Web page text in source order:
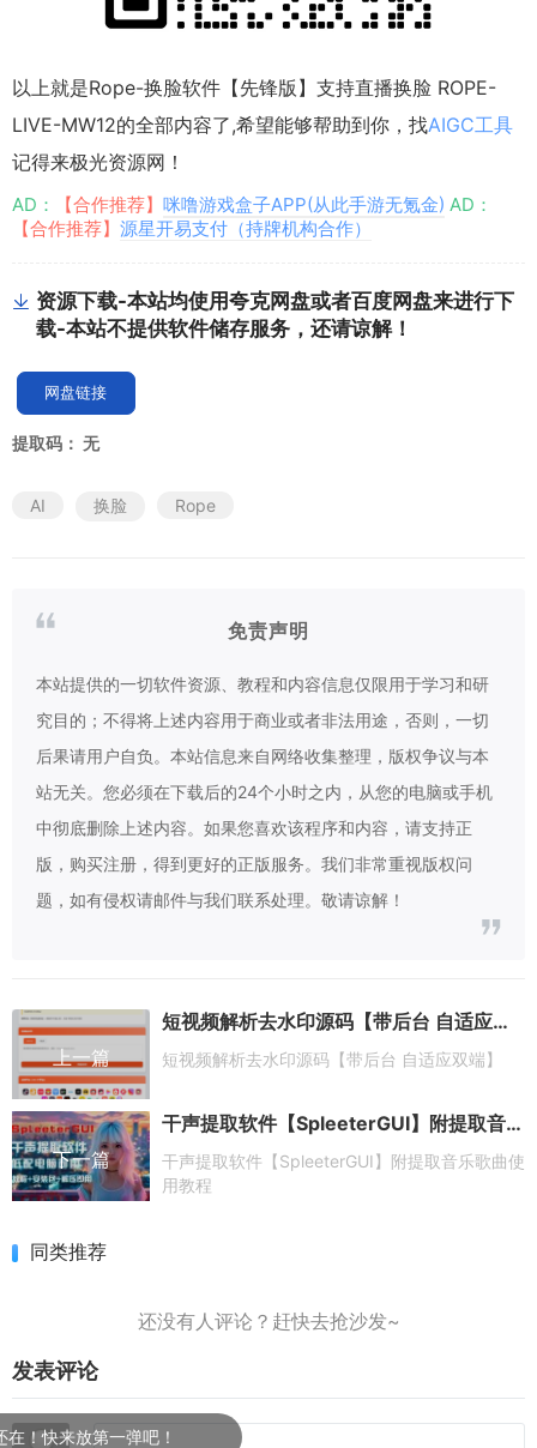
以上就是Rope-换脸软件【先锋版】支持直播换脸 ROPE-
LIVE-MW12的全部内容了,希望能够帮助到你，找AIGC工具
记得来极光资源网！
AD： 【合作推荐】 咪噜游戏盒子APP(从此手游无氪金) AD：
【合作推荐】 源星开易支付（持牌机构合作）
资源下载-本站均使用夸克网盘或者百度网盘来进行下
载-本站不提供软件储存服务，还请谅解！
网盘链接
提取码： 无
AI 换脸 Rope
免责声明
本站提供的一切软件资源、教程和内容信息仅限用于学习和研
究目的；不得将上述内容用于商业或者非法用途，否则，一切
后果请用户自负。本站信息来自网络收集整理，版权争议与本
站无关。您必须在下载后的24个小时之内，从您的电脑或手机
中彻底删除上述内容。如果您喜欢该程序和内容，请支持正
版，购买注册，得到更好的正版服务。我们非常重视版权问
题，如有侵权请邮件与我们联系处理。敬请谅解！
上一篇
短视频解析去水印源码【带后台 自适应双端】
短视频解析去水印源码【带后台 自适应双端】
下一篇
干声提取软件【SpleeterGUI】附提取音乐歌曲使用教程
干声提取软件【SpleeterGUI】附提取音乐歌曲使
用教程
同类推荐
发表评论
快来放第一弹吧！